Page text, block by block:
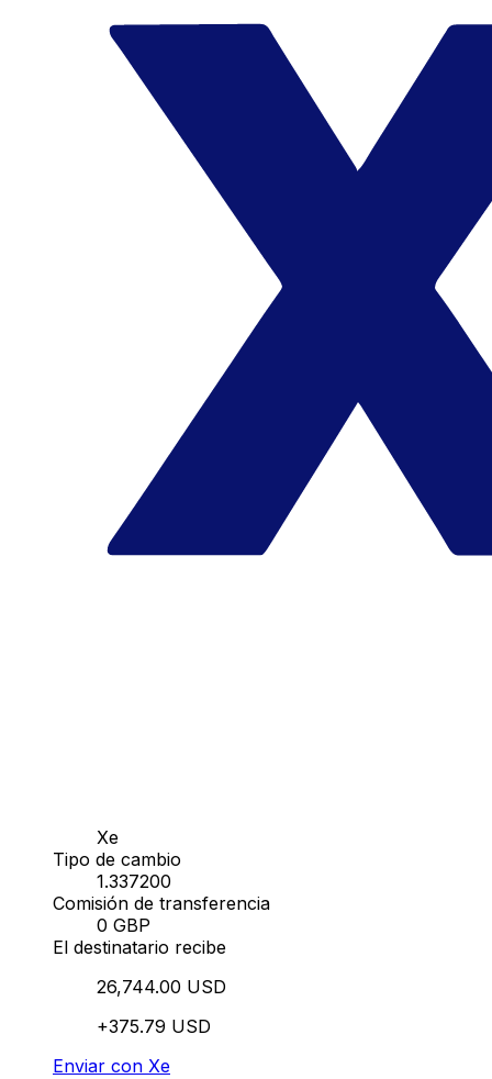
Xe
Tipo de cambio
1.337200
Comisión de transferencia
0 GBP
El destinatario recibe
26,744.00 USD
+375.79 USD
Enviar con Xe